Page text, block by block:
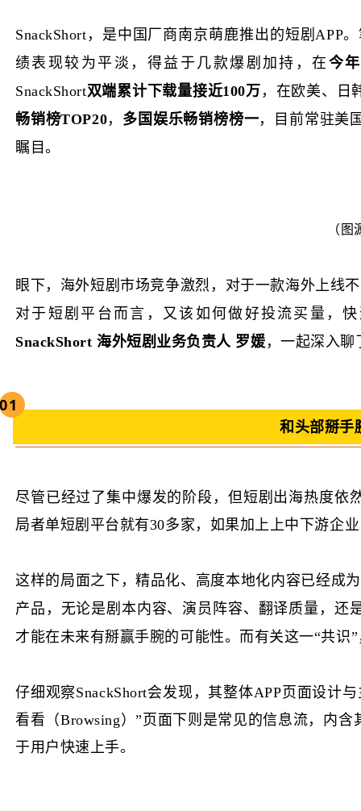
SnackShort，是中国厂商南京萌鹿推出的短剧APP
绩表现较为平淡，得益于几款爆剧加持，在 今
SnackShort双端累计下载量接近100万 ，在欧美、日
畅销榜TOP20， 多国娱乐畅销榜榜一，目前常驻美
瞩目。
（
眼下，海外短剧市场竞争激烈，对于一款海外上线
对于短剧平台而言，又该如何做好投流买量，
SnackShort 海外短剧业务负责人 罗媛 ，一起深入聊
01
和头部掰手
尽管已经过了集中爆发的阶段，但短剧出海热度依
局者单短剧平台就有30多家，如果加上上中下游企
这样的局面之下，精品化、高度本地化内容已经成
产品，无论是剧本内容、演员阵容、翻译质量，还
才能在未来有掰赢手腕的可能性。而有关这一“共识
仔细观察SnackShort会发现，其整体APP页面设计
看看（Browsing）”页面下则是常见的信息流，内
于用户快速上手。